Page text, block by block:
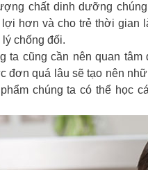
chất dinh dưỡng
hơn và cho trẻ thời gian
chống đối.
ta cũng cần nên quan
đơn quá lâu sẽ tạo nên
chúng ta có thể học